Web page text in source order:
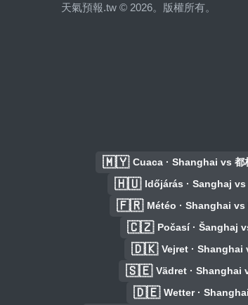
天氣預報.tw © 2026。版權所有。
🇲🇾 Cuaca · Shanghai vs 都
🇭🇺 Időjárás · Sanghaj
🇫🇷 Météo · Shanghai
🇨🇿 Počasí · Šanghaj
🇩🇰 Vejret · Shanghai
🇸🇪 Vädret · Shanghai
🇩🇪 Wetter ·